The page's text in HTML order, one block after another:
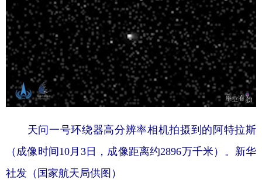
天问一号环绕器高分辨率相机拍摄到的阿特拉斯
（成像时间10月3日，成像距离约2896万千米）。新华
社发（国家航天局供图）